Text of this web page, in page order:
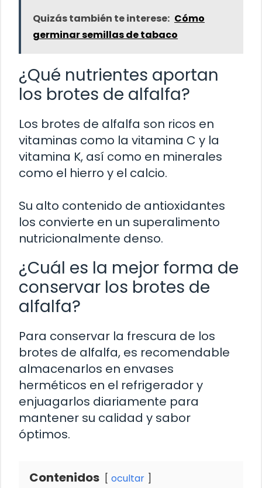
Quizás también te interese: Cómo
germinar semillas de tabaco
¿Qué nutrientes aportan
los brotes de alfalfa?
Los brotes de alfalfa son ricos en
vitaminas como la vitamina C y la
vitamina K, así como en minerales
como el hierro y el calcio.
Su alto contenido de antioxidantes
los convierte en un superalimento
nutricionalmente denso.
¿Cuál es la mejor forma de
conservar los brotes de
alfalfa?
Para conservar la frescura de los
brotes de alfalfa, es recomendable
almacenarlos en envases
herméticos en el refrigerador y
enjuagarlos diariamente para
mantener su calidad y sabor
óptimos.
Contenidos ocultar